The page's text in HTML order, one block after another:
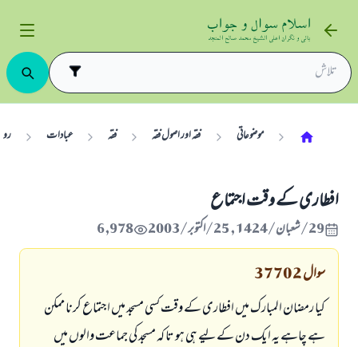
موضوعاتی فقہ اور اصول فقہ فقہ عبادات
افطاری کے وقت اجتماع
29/شعبان/1424 , 25/اکتوبر/2003 6,978
سوال37702
کیا رمضان المبارک میں افطاری کے وقت کسی مسجد میں اجتماع کرنا ممکن
ہے چاہے یہ ایک دن کےلیے ہی ہو تا کہ مسجد کی جماعت والوں میں